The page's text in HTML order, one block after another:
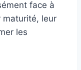
face à
maturité, leur
les